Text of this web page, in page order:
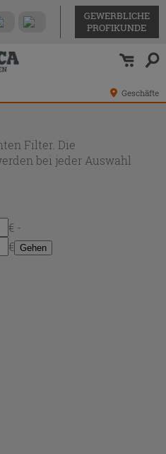
GEWERBLICHE
PROFIKUNDE
Geschäfte
Filter. Die
bei jeder Auswahl
€ -
€ Gehen